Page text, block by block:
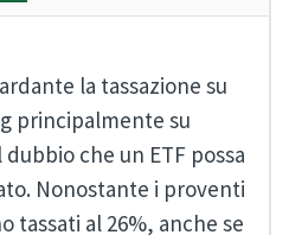
la tassazione su
principalmente su
che un ETF possa
Nonostante i proventi
tassati al 26%, anche se